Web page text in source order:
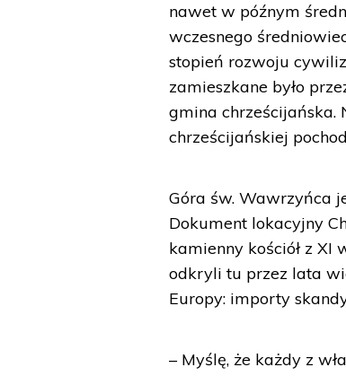
nawet w późnym
wczesnego
stopień rozwoju
zamieszkane było
gmina chrześcijańska.
chrześcijańskiej
Góra św. Wawrzyńca
Dokument lokacyjny
kamienny kościół z XI
odkryli tu przez lata
Europy: importy
– Myślę, że każdy z